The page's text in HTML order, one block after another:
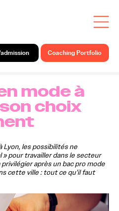
mode à
choix
Lyon, les possibilités ne
» pour travailler dans le secteur
après un bac pro mode
cette ville : tout ce qu’il faut
Coaching Portfolio